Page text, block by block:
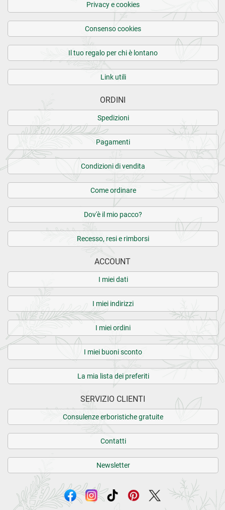
Privacy e cookies
Consenso cookies
Il tuo regalo per chi è lontano
Link utili
ORDINI
Spedizioni
Pagamenti
Condizioni di vendita
Come ordinare
Dov'è il mio pacco?
Recesso, resi e rimborsi
ACCOUNT
I miei dati
I miei indirizzi
I miei ordini
I miei buoni sconto
La mia lista dei preferiti
SERVIZIO CLIENTI
Consulenze erboristiche gratuite
Contatti
Newsletter